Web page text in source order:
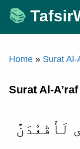
Skip
content
Home » Surat Al-
Surat Al-
لَأَقْعُدَنَّ